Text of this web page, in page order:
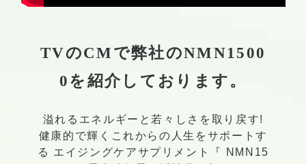
TVのCMで弊社のNMN1500
0を紹介しております。
溢れるエネルギーと若々しさを取り戻す!
健康的で輝くこれからの人生をサポートす
る エイジングケアサプリメント『 NMN15